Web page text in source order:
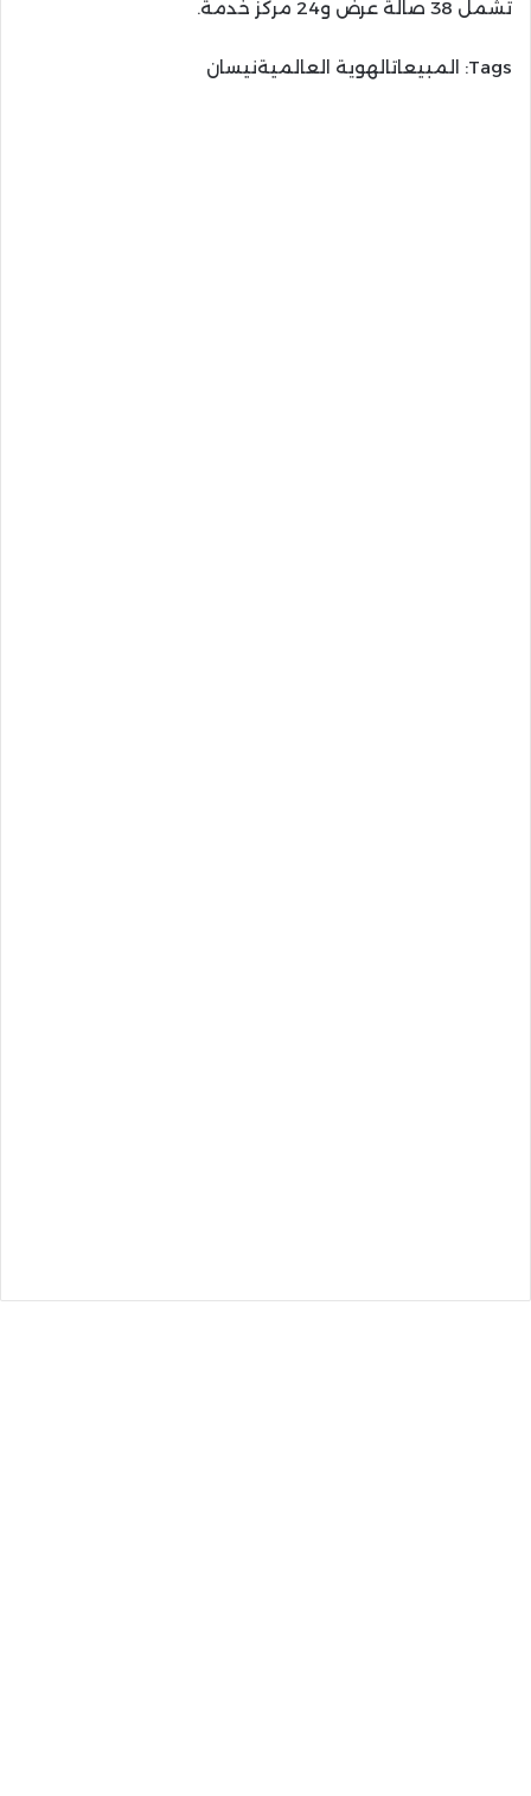
تشمل 38 صالة عرض و24 مركز خدمة.
Tags: المبيعاتالهوية العالميةنيسان